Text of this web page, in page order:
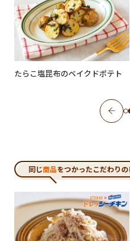
たらこ塩昆布のベイクドポテト
同じ商品をつかったこだわり